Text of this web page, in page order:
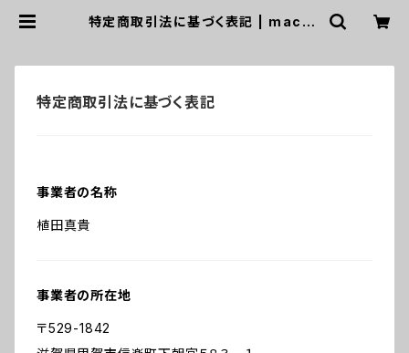
特定商取引法に基づく表記 | macch
特定商取引法に基づく表記
事業者の名称
植田真貴
事業者の所在地
〒529-1842